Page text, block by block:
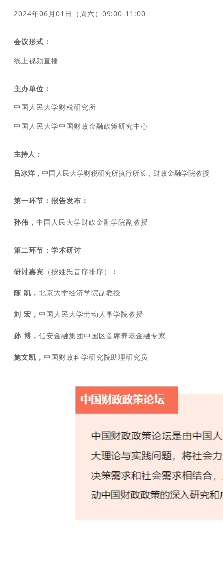
2024年06月01日（周六）09:00-11:00
会议形式：
线上视频直播
主办单位：
中国人民大学财税研究所
中国人民大学中国财政金融政策研究中心
主持人：
吕冰洋， 中国人民大学财税研究所执行所长，财政金融学院教授
第一环节：报告发布 ：
孙伟， 中国人民大学财政金融学院副教授
第二环节：学术研讨
研讨嘉宾 （按姓氏音序排序） ：
陈 凯， 北京大学经济学院副教授
刘 宏， 中国人民大学劳动人事学院教授
孙 博， 信安金融集团中国区首席养老金融专家
施文凯， 中国财政科学研究院助理研究员